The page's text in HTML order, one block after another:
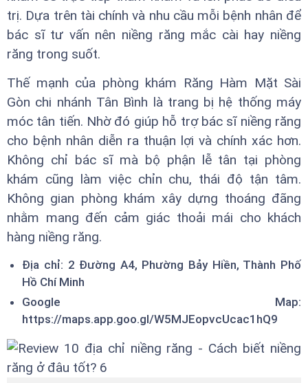
trị. Dựa trên tài chính và nhu cầu mỗi bệnh nhân để
bác sĩ tư vấn nên niềng răng mắc cài hay niềng
răng trong suốt.
Thế mạnh của phòng khám Răng Hàm Mặt Sài
Gòn chi nhánh Tân Bình là trang bị hệ thống máy
móc tân tiến. Nhờ đó giúp hỗ trợ bác sĩ niềng răng
cho bệnh nhân diễn ra thuận lợi và chính xác hơn.
Không chỉ bác sĩ mà bộ phận lễ tân tại phòng
khám cũng làm việc chỉn chu, thái độ tận tâm.
Không gian phòng khám xây dựng thoáng đãng
nhằm mang đến cảm giác thoải mái cho khách
hàng niềng răng.
Địa chỉ: 2 Đường A4, Phường Bảy Hiền, Thành Phố
Hồ Chí Minh
Google Map:
https://maps.app.goo.gl/W5MJEopvcUcac1hQ9